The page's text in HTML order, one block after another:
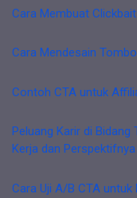
Cara Membuat
Cara Mendesain
Contoh CTA untuk
Peluang Karir di
Kerja dan Perspektifnya
Cara Uji A/B CTA